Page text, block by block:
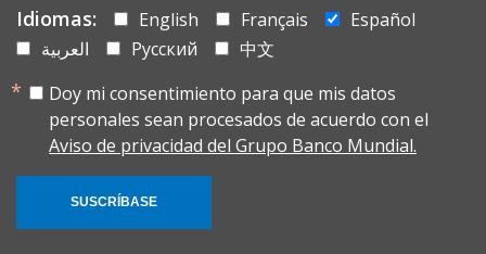
Idiomas: English Français
Español
العربية
Русский
中文
Doy mi consentimiento para que mis datos
personales sean procesados de acuerdo con el
Aviso de privacidad del Grupo Banco Mundial.
SUSCRÍBASE